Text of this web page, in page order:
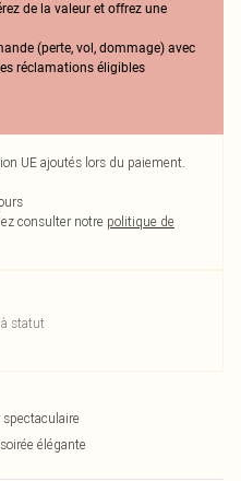
de la valeur et offrez une
(perte, vol, dommage) avec
réclamations éligibles
UE ajoutés lors du paiement.
consulter notre politique de
statut
élégante